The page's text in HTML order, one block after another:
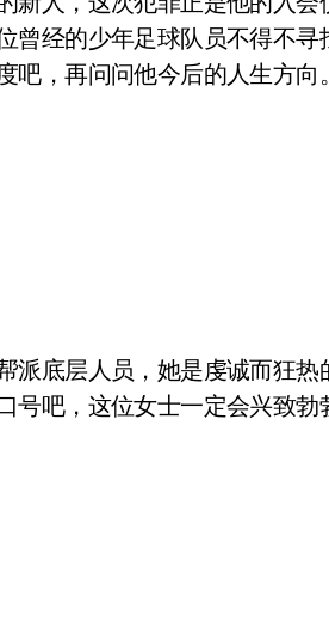
曾经的少年足球队员不得不
，再问问他今后的人生方向。
派底层人员，她是虔诚而狂
吧，这位女士一定会兴致勃